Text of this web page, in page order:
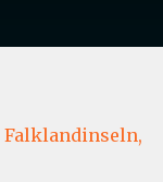
Falklandinseln,